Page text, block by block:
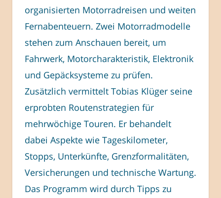
organisierten Motorradreisen und weiten
Fernabenteuern. Zwei Motorradmodelle
stehen zum Anschauen bereit, um
Fahrwerk, Motorcharakteristik, Elektronik
und Gepäcksysteme zu prüfen.
Zusätzlich vermittelt Tobias Klüger seine
erprobten Routenstrategien für
mehrwöchige Touren. Er behandelt
dabei Aspekte wie Tageskilometer,
Stopps, Unterkünfte, Grenzformalitäten,
Versicherungen und technische Wartung.
Das Programm wird durch Tipps zu